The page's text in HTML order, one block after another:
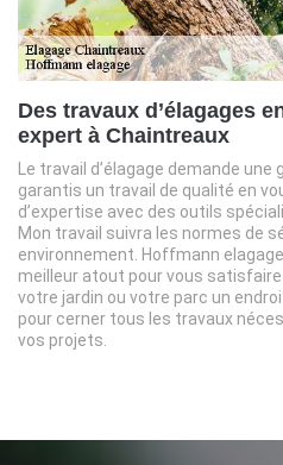
Des travaux d’élagages
expert à Chaintreaux
Le travail d’élagage demande
garantis un travail de qualité en
d’expertise avec des outils
Mon travail suivra les normes de
environnement. Hoffmann
meilleur atout pour vous
votre jardin ou votre parc un
pour cerner tous les travaux
vos projets.